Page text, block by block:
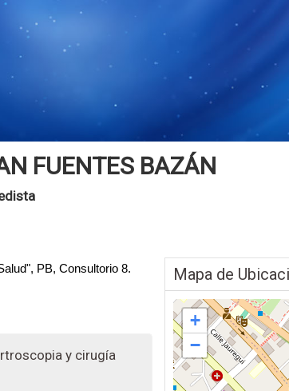
FUENTES BAZÁN
PB, Consultorio 8.
y cirugía
Mapa de
+
−